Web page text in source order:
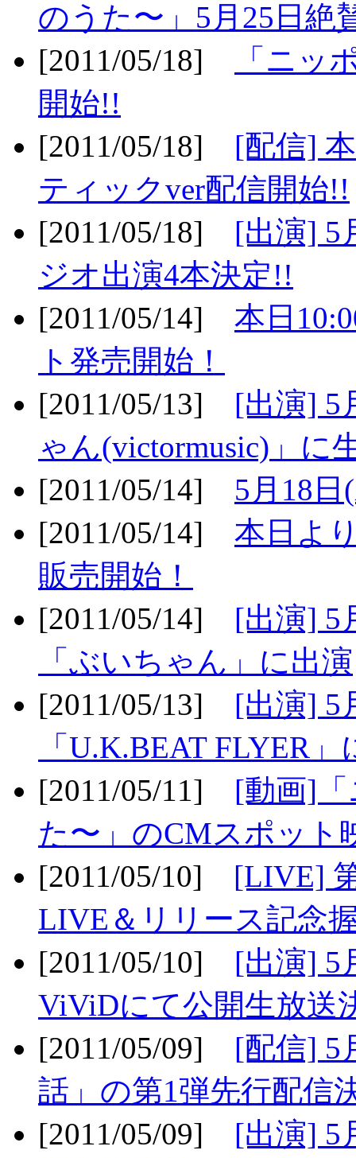
のうた〜」5月25日絶
[2011/05/18]
「ニッ
開始!!
[2011/05/18] [配信]
ティックver配信開始!!
[2011/05/18] [出演] 5
ジオ出演4本決定!!
[2011/05/14] 本日
ト発売開始！
[2011/05/13] [出演] 5
ゃん(victormusic)」に
[2011/05/14] 5月18
[2011/05/14] 本日よ
販売開始！
[2011/05/14] [出演] 5
「ぶいちゃん」に出演
[2011/05/13] [出演] 5
「U.K.BEAT FLYER
[2011/05/11] [動画]
た〜」のCMスポット
[2011/05/10] [LIVE]
LIVE＆リリース記念
[2011/05/10] [出演] 5
ViViDにて公開生放送
[2011/05/09] [配信] 5
話」の第1弾先行配信
[2011/05/09] [出演] 5